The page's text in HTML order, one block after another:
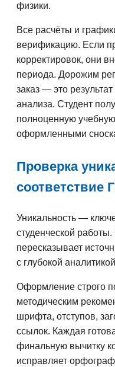
физики.
Все расчёты и
верификацию. Если
корректировок, они
периода. Дорожим
заказ — это
анализа. Студент
полноценную
оформленными
Проверка
соответствие
Уникальность —
студенческой
пересказывает
с глубокой
Оформление строго
методическим
шрифта, отступов,
ссылок. Каждая
финальную вычитку
исправляет